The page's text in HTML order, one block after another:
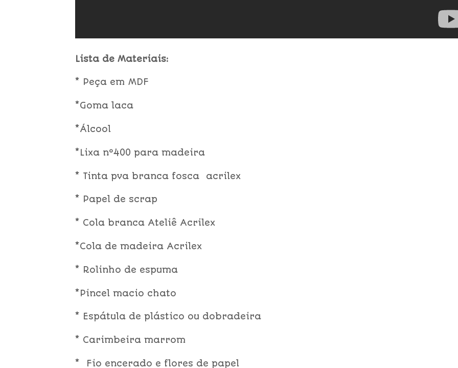
Lista de Materiais:
* Peça em MDF
*Goma laca
*Álcool
*Lixa nº400 para madeira
* Tinta pva branca fosca acrilex
* Papel de scrap
* Cola branca Ateliê Acrilex
*Cola de madeira Acrilex
* Rolinho de espuma
*Pincel macio chato
* Espátula de plástico ou dobradeira
* Carimbeira marrom
* Fio encerado e flores de papel